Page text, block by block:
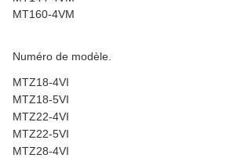
MT160-4VM
Numéro de modèle.
MTZ18-4VI
MTZ18-5VI
MTZ22-4VI
MTZ22-5VI
MTZ28-4VI